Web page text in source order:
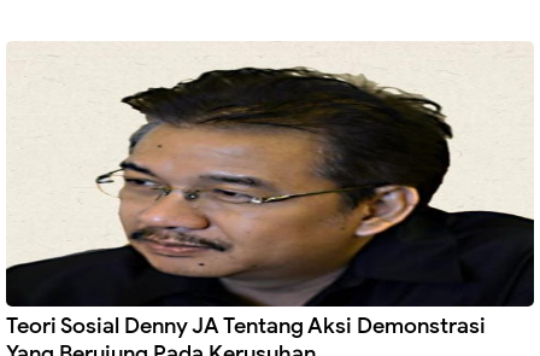
Teori Sosial Denny JA Tentang Aksi Demonstrasi